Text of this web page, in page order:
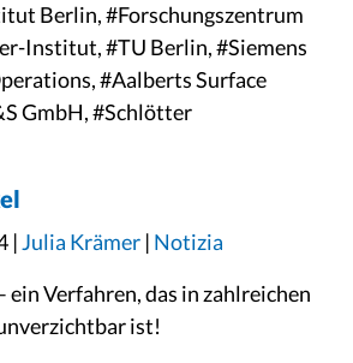
Berlin, #Forschungszentrum
Institut, #TU Berlin, #Siemens
#Aalberts Surface
GmbH, #Schlötter
|Julia Krämer | Notizia
ein Verfahren, das in zahlreichen
ist!